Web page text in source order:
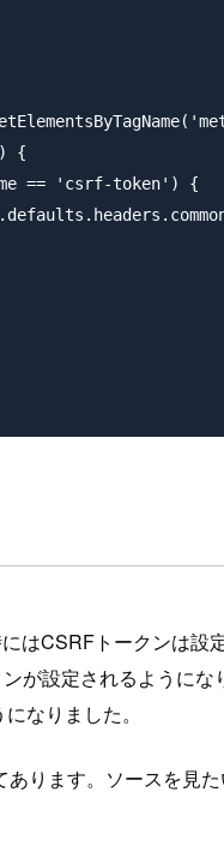
{
== 'csrf-token') {
はCSRFトークンは設
が設定されるようにな
なりました。
ります。ソースを見た